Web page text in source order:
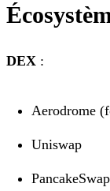
DEX :
Aerodrome
Uniswap
PancakeSwap